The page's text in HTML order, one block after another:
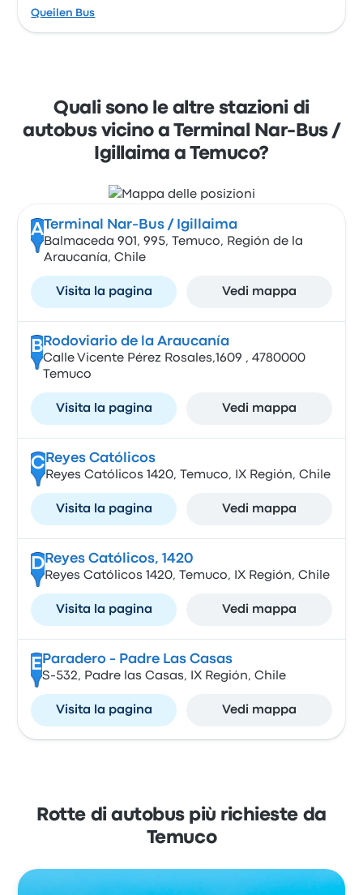
Queilen Bus
Quali sono le altre stazioni di
autobus vicino a Terminal Nar-Bus /
Igillaima a Temuco?
A Terminal Nar-Bus / Igillaima
Balmaceda 901, 995, Temuco, Región de la
Araucanía, Chile
Visita la pagina Vedi mappa
B Rodoviario de la Araucanía
Calle Vicente Pérez Rosales,1609 , 4780000
Temuco
Visita la pagina Vedi mappa
CReyes Católicos
Reyes Católicos 1420, Temuco, IX Región, Chile
Visita la pagina Vedi mappa
DReyes Católicos, 1420
Reyes Católicos 1420, Temuco, IX Región, Chile
Visita la pagina Vedi mappa
E Paradero - Padre Las Casas
S-532, Padre las Casas, IX Región, Chile
Visita la pagina Vedi mappa
Rotte di autobus più richieste da
Temuco